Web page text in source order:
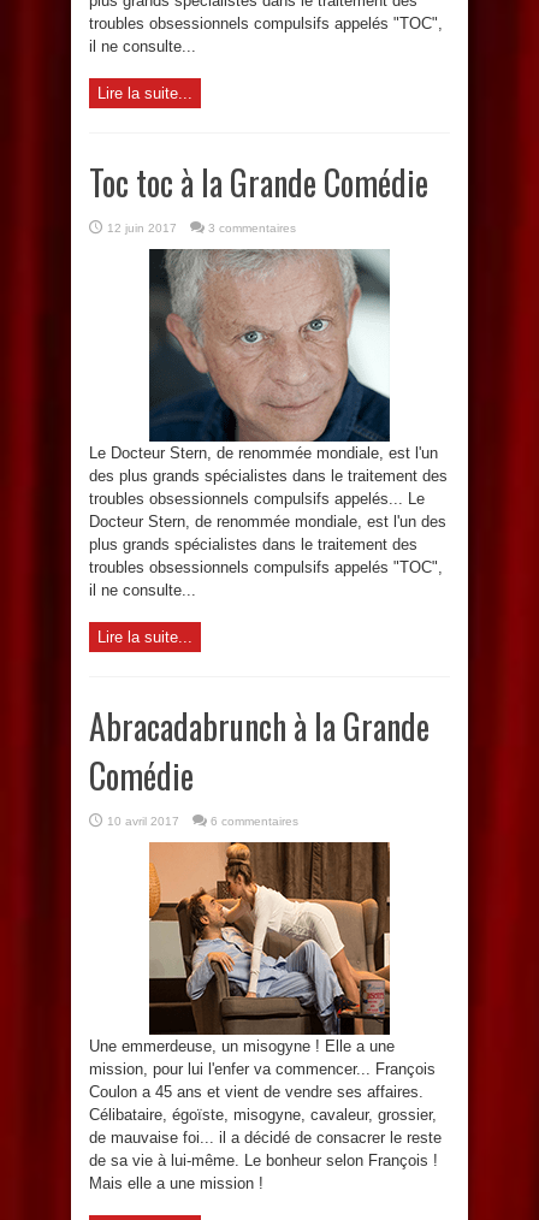
troubles obsessionnels compulsifs appelés "TOC",
il ne consulte...
Lire la suite...
Toc toc à la Grande Comédie
12 juin 2017 3 commentaires
Le Docteur Stern, de renommée mondiale, est l'un
des plus grands spécialistes dans le traitement des
troubles obsessionnels compulsifs appelés... Le
Docteur Stern, de renommée mondiale, est l'un des
plus grands spécialistes dans le traitement des
troubles obsessionnels compulsifs appelés "TOC",
il ne consulte...
Lire la suite...
Abracadabrunch à la Grande
Comédie
10 avril 2017 6 commentaires
Une emmerdeuse, un misogyne ! Elle a une
mission, pour lui l'enfer va commencer... François
Coulon a 45 ans et vient de vendre ses affaires.
Célibataire, égoïste, misogyne, cavaleur, grossier,
de mauvaise foi... il a décidé de consacrer le reste
de sa vie à lui-même. Le bonheur selon François !
Mais elle a une mission !